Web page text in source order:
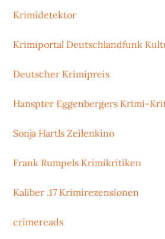
Krimidetektor
Krimiportal Deutschlandfunk
Deutscher Krimipreis
Hanspter Eggenbergers Krimi-
Sonja Hartls Zeilenkino
Frank Rumpels Krimikritiken
Kaliber .17 Krimirezensionen
crimereads